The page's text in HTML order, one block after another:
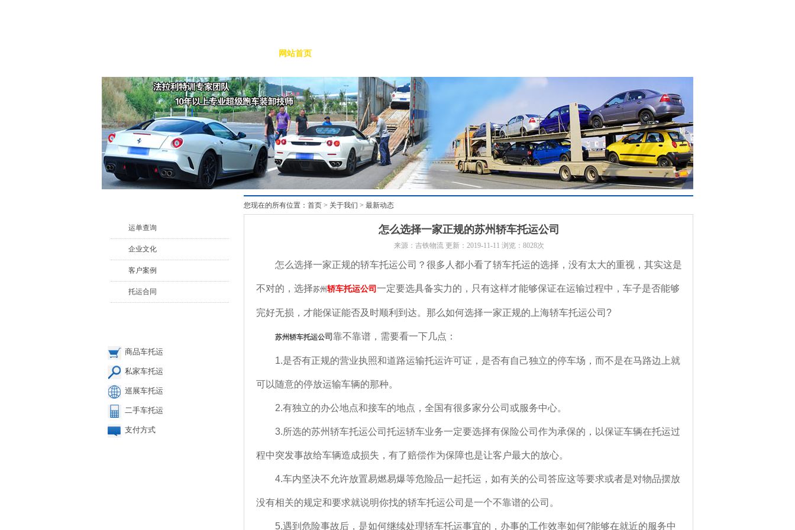
网站首页
运单查询
企业文化
客户案例
托运合同
商品车托运
私家车托运
巡展车托运
二手车托运
支付方式
您现在的所有位置：首页 > 关于我们 > 最新动态
怎么选择一家正规的苏州轿车托运公司
来源：吉铁物流 更新：2019-11-11 浏览：8028次
怎么选择一家正规的轿车托运公司？很多人都小看了轿车托运的选择，没有太大的重视，其实这是
不对的，选择苏州轿车托运公司一定要选具备实力的，只有这样才能够保证在运输过程中，车子是否能够
完好无损，才能保证能否及时顺利到达。那么如何选择一家正规的上海轿车托运公司?
苏州轿车托运公司靠不靠谱，需要看一下几点：
1.是否有正规的营业执照和道路运输托运许可证，是否有自己独立的停车场，而不是在马路边上就
可以随意的停放运输车辆的那种。
2.有独立的办公地点和接车的地点，全国有很多家分公司或服务中心。
3.所选的苏州轿车托运公司托运轿车业务一定要选择有保险公司作为承保的，以保证车辆在托运过
程中突发事故给车辆造成损失，有了赔偿作为保障也是让客户最大的放心。
4.车内坚决不允许放置易燃易爆等危险品一起托运，如有关的公司答应这等要求或者是对物品摆放
没有相关的规定和要求就说明你找的轿车托运公司是一个不靠谱的公司。
5.遇到危险事故后，是如何继续处理轿车托运事宜的，办事的工作效率如何?能够在就近的服务中